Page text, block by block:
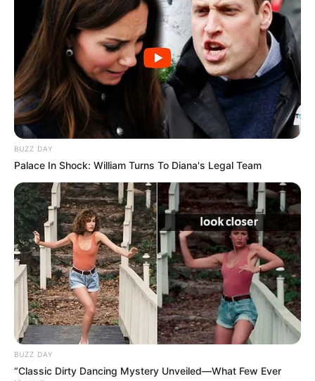
BUZZ DAY
Palace In Shock: William Turns To Diana's Legal Team
BUZZ DAY
“Classic Dirty Dancing Mystery Unveiled—What Few Ever